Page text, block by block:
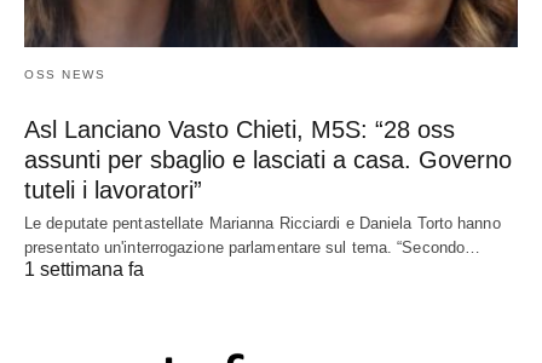
OSS NEWS
Asl Lanciano Vasto Chieti, M5S: “28 oss
assunti per sbaglio e lasciati a casa. Governo
tuteli i lavoratori”
Le deputate pentastellate Marianna Ricciardi e Daniela Torto hanno
presentato un'interrogazione parlamentare sul tema. “Secondo…
1 settimana fa